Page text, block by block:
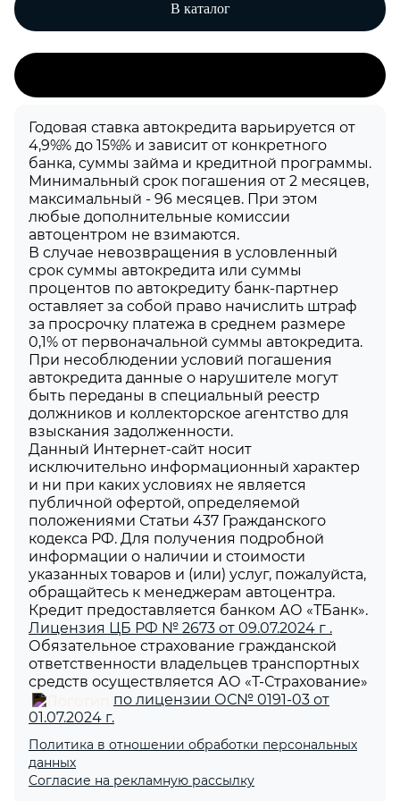
В каталог
Годовая ставка автокредита варьируется от
4,9%% до 15%% и зависит от конкретного
банка, суммы займа и кредитной программы.
Минимальный срок погашения от 2 месяцев,
максимальный - 96 месяцев. При этом
любые дополнительные комиссии
автоцентром не взимаются.
В случае невозвращения в условленный
срок суммы автокредита или суммы
процентов по автокредиту банк-партнер
оставляет за собой право начислить штраф
за просрочку платежа в среднем размере
0,1% от первоначальной суммы автокредита.
При несоблюдении условий погашения
автокредита данные о нарушителе могут
быть переданы в специальный реестр
должников и коллекторское агентство для
взыскания задолженности.
Данный Интернет-сайт носит
исключительно информационный характер
и ни при каких условиях не является
публичной офертой, определяемой
положениями Статьи 437 Гражданского
кодекса РФ. Для получения подробной
информации о наличии и стоимости
указанных товаров и (или) услуг, пожалуйста,
обращайтесь к менеджерам автоцентра.
Кредит предоставляется банком АО «ТБанк».
Лицензия ЦБ РФ № 2673 от 09.07.2024 г .
Обязательное страхование гражданской
ответственности владельцев транспортных
средств осуществляется АО «Т-Страхование»
по лицензии ОС№ 0191-03 от
01.07.2024 г.
Политика в отношении обработки персональных
данных
Согласие на рекламную рассылку